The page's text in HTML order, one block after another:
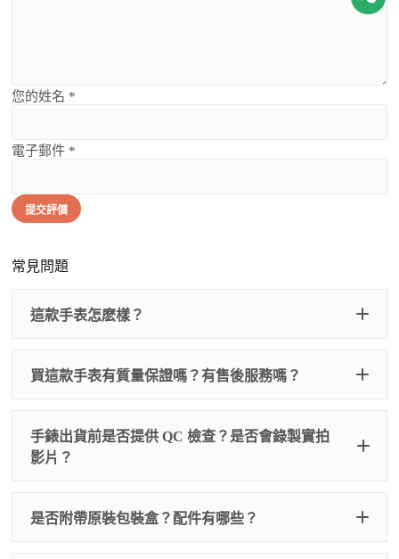
您的姓名 *
電子郵件 *
提交評價
常見問題
這款手表怎麽樣？
買這款手表有質量保證嗎？有售後服務嗎？
為事故，免費維修三年
人為事故我們只收更換配件
手錶出貨前是否提供 QC 檢查？是否會錄製實拍
影片？
質檢查
是否附帶原裝包裝盒？配件有哪些？